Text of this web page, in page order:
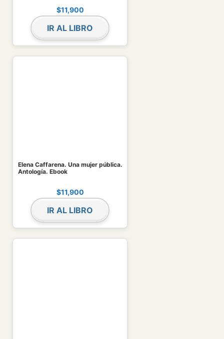
$11,900
IR AL LIBRO
Elena Caffarena. Una mujer pública.
Antología. Ebook
$11,900
IR AL LIBRO